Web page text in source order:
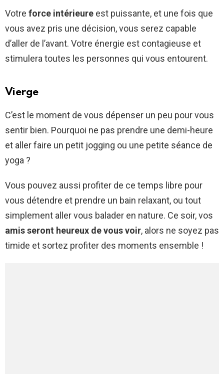
Votre force intérieure est puissante, et une fois que
vous avez pris une décision, vous serez capable
d’aller de l’avant. Votre énergie est contagieuse et
stimulera toutes les personnes qui vous entourent.
Vierge
C’est le moment de vous dépenser un peu pour vous
sentir bien. Pourquoi ne pas prendre une demi-heure
et aller faire un petit jogging ou une petite séance de
yoga ?
Vous pouvez aussi profiter de ce temps libre pour
vous détendre et prendre un bain relaxant, ou tout
simplement aller vous balader en nature. Ce soir, vos
amis seront heureux de vous voir, alors ne soyez pas
timide et sortez profiter des moments ensemble !